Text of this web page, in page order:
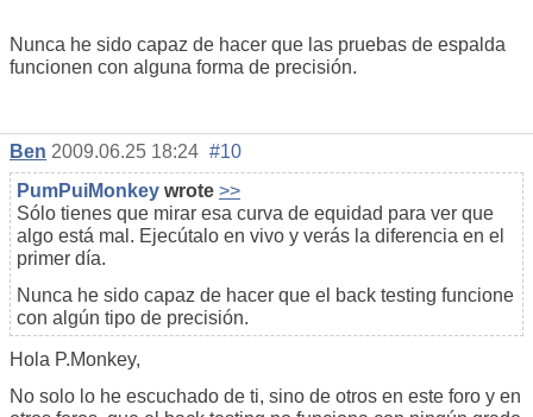
Nunca he sido capaz de hacer que las pruebas de espalda
funcionen con alguna forma de precisión.
Ben 2009.06.25 18:24 #10
PumPuiMonkey wrote >>
Sólo tienes que mirar esa curva de equidad para ver que
algo está mal. Ejecútalo en vivo y verás la diferencia en el
primer día.
Nunca he sido capaz de hacer que el back testing funcione
con algún tipo de precisión.
Hola P.Monkey,
No solo lo he escuchado de ti, sino de otros en este foro y en